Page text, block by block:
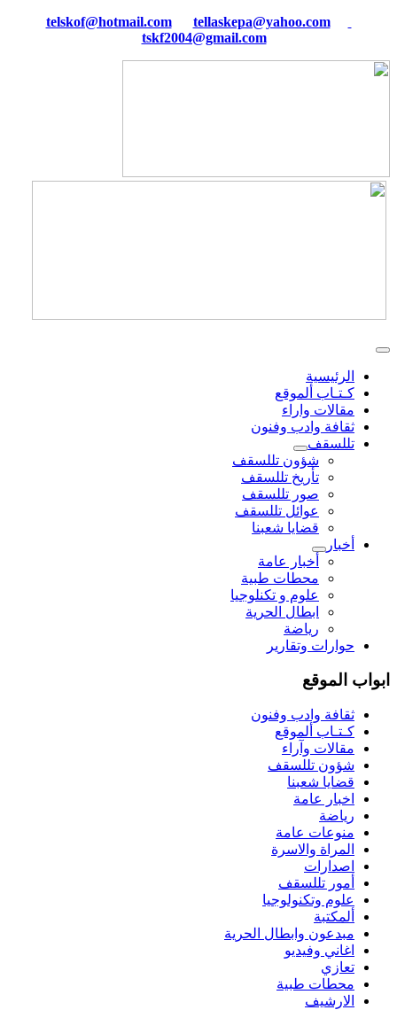
tellaskepa@yahoo.com
tskf2004@gmail.com
الرئيسية
كـتـاب ألموقع
مقالات واراء
ثقافة وادب وفنون
تللسقف
شؤون تللسقف
تأريخ تللسقف
صور تللسقف
عوائل تللسقف
قضايا شعبنا
أخبار
أخبار عامة
محطات طبية
علوم و تکنلوجیا
ابطال الحرية
رياضة
حوارات وتقارير
ابواب الموقع
ثقافة وادب وفنون
كـتـاب ألموقع
مقالات وآراء
شؤون تللسقف
قضايا شعبنا
اخبار عامة
رياضة
منوعات عامة
المراة والاسرة
اصدارات
أمور تللسقف
علوم وتكنولوجيا
ألمكتبة
مبدعون وابطال الحرية
اغاني وفيديو
تعازي
محطات طبية
الارشيف